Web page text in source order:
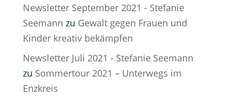
Newsletter September 2021 - Stefanie
Seemann zu Gewalt gegen Frauen und
Kinder kreativ bekämpfen
Newsletter Juli 2021 - Stefanie Seemann
zu Sommertour 2021 – Unterwegs im
Enzkreis